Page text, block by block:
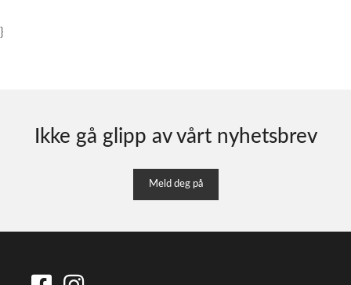
}
Ikke gå glipp av vårt nyhetsbrev
Meld deg på